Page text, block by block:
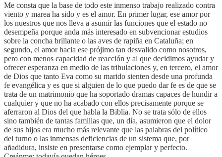
Me consta que la base de todo este inmenso trabajo realizado contra
viento y marea ha sido y es el amor. En primer lugar, ese amor por
los nuestros que nos lleva a asumir las funciones que el estado no
desempeña porque anda más interesado en subvencionar estudios
sobre la concha brillante o las aves de rapiña en Cataluña; en
segundo, el amor hacia ese prójimo tan desvalido como nosotros,
pero con menos capacidad de reacción y al que decidimos ayudar y
ofrecer esperanza en medio de las tribulaciones y, en tercero, el amor
de Dios que tanto Eva como su marido sienten desde una profunda
fe evangélica y es que si alguien de lo que puedo dar fe es de que se
trata de un matrimonio que ha soportado dramas capaces de hundir a
cualquier y que no ha acabado con ellos precisamente porque se
aferraron al Dios del que habla la Biblia. No se trata sólo de ellos
sino también de tantas familias que, un día, asumieron que el dolor
de sus hijos era mucho más relevante que las palabras del político
del turno o las inmensas deficiencias de un sistema que, por
añadidura, insiste en presentarse como ejemplar y perfecto.